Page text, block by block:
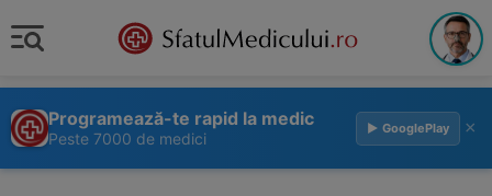
Programează-te rapid la medic
Peste 7000 de medici
▶ GooglePlay ×